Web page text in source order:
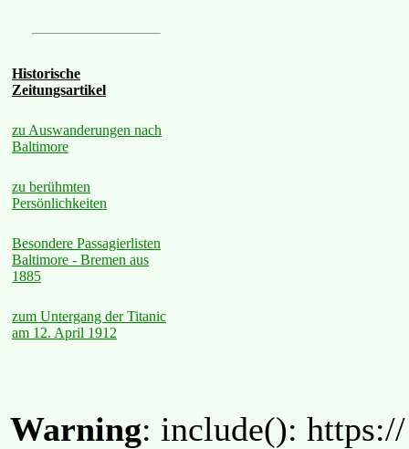
Historische
Zeitungsartikel
zu Auswanderungen nach
Baltimore
zu berühmten
Persönlichkeiten
Besondere Passagierlisten
Baltimore - Bremen aus
1885
zum Untergang der Titanic
am 12. April 1912
Warning: include():